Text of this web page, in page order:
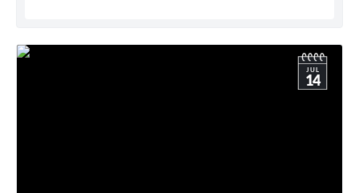
JUL
14